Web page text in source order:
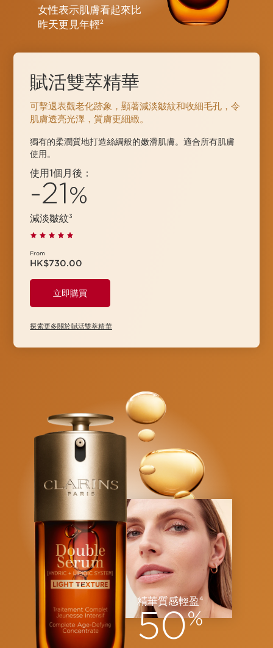
女性表示肌膚看起來比
昨天更見年輕2
賦活雙萃精華
可擊退表觀老化跡象，顯著減淡皺紋和收細毛孔，令
肌膚透亮光澤，質膚更⁠細⁠緻。
獨有的柔潤質地打造絲綢般的嫩滑肌膚。適合所有肌膚
使用。
使用1個月後：
-21 %
減淡皺紋3
From
HK$730.00
立即購買
探索更多關於賦活雙萃精華
精華質感輕盈4
50%